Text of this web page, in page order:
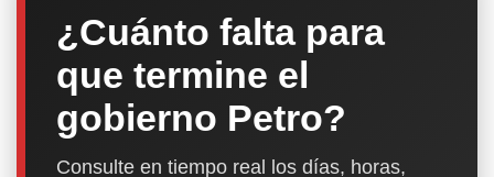
¿Cuánto falta para
que termine el
gobierno Petro?
Consulte en tiempo real los días, horas,